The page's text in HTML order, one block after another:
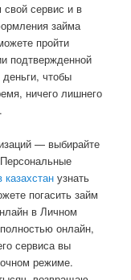
сервис и в
займа
пройти
подтвержденной
чтобы
ничего лишнего
— выбирайте
узнать
погасить займ
в Личном
онлайн,
сервиса вы
режиме.